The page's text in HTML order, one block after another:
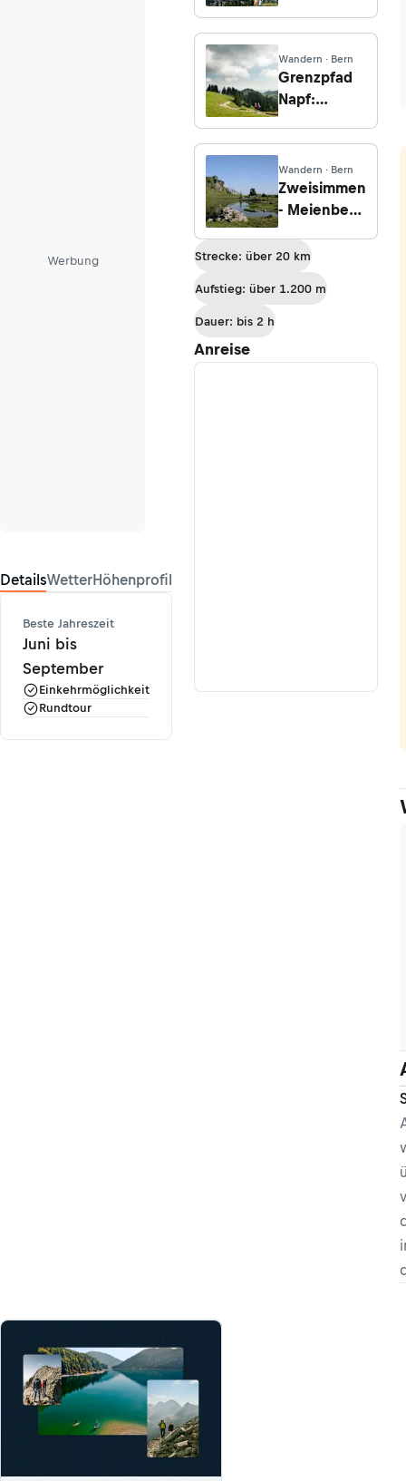
Werbung
DetailsWetterHöhenprofil
Beste Jahreszeit
Juni bis
September
Einkehrmöglichkeit
Rundtour
nach Gsteig
Wandern · Bern
Grenzpfad
Napf:
Huttwil -
Napf
Wandern · Bern
Zweisimmen
- Meienberg
Seebergsee
Zweisimmen
Strecke: über 20 km
Aufstieg: über 1.200 m
Dauer: bis 2 h
Anreise